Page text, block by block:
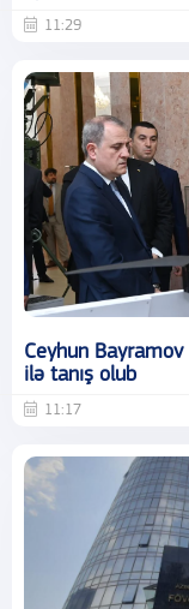
11:29
Ceyhun Bayramov
ilə tanış olub
11:17